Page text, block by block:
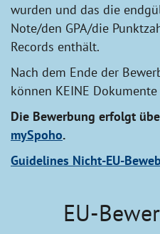
wurden und das die
Note/den GPA/die
Records enthält.
Nach dem Ende der
können KEINE
Die Bewerbung erfolgt
mySpoho.
Guidelines Nicht-EU-
EU-